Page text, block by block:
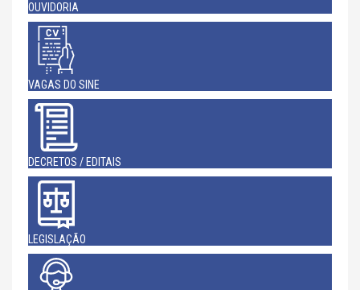
OUVIDORIA
VAGAS DO SINE
DECRETOS / EDITAIS
LEGISLAÇÃO